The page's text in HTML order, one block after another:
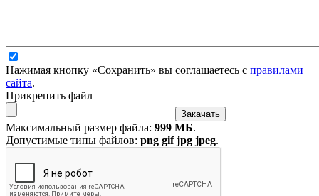
Нажимая кнопку «Сохранить» вы соглашаетесь с правилами
сайта.
Прикрепить файл
Максимальный размер файла: 999 МБ.
Допустимые типы файлов: png gif jpg jpeg.